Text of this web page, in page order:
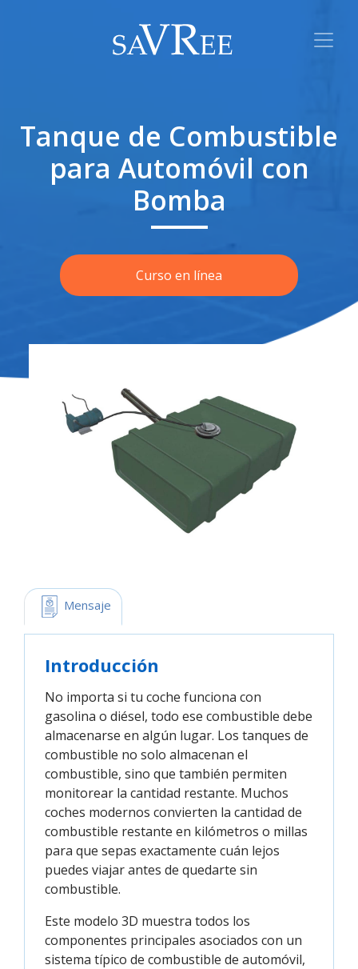
Tanque de Combustible
para Automóvil con
Bomba
Curso en línea
Mensaje
Introducción
No importa si tu coche funciona con
gasolina o diésel, todo ese combustible debe
almacenarse en algún lugar. Los tanques de
combustible no solo almacenan el
combustible, sino que también permiten
monitorear la cantidad restante. Muchos
coches modernos convierten la cantidad de
combustible restante en kilómetros o millas
para que sepas exactamente cuán lejos
puedes viajar antes de quedarte sin
combustible.
Este modelo 3D muestra todos los
componentes principales asociados con un
sistema típico de combustible de automóvil,